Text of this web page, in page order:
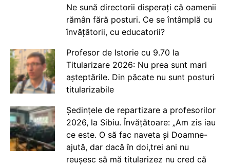
Ne sună directorii disperați că oamenii
rămân fără posturi. Ce se întâmplă cu
învățătorii, cu educatorii?
Profesor de Istorie cu 9.70 la
Titularizare 2026: Nu prea sunt mari
așteptările. Din păcate nu sunt posturi
titularizabile
Ședințele de repartizare a profesorilor
2026, la Sibiu. Învățătoare: „Am zis iau
ce este. O să fac naveta și Doamne-
ajută, dar dacă în doi,trei ani nu
reușesc să mă titularizez nu cred că